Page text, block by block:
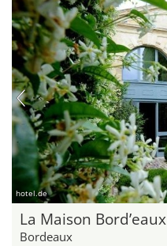
hotel.de
La Maison Bord’eaux
Bordeaux